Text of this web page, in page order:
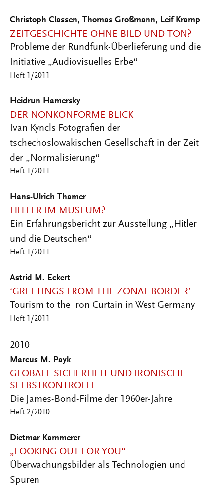
Christoph Classen, Thomas Großmann, Leif Kramp
ZEITGESCHICHTE OHNE BILD UND TON?
Probleme der Rundfunk-Überlieferung und die
Initiative „Audiovisuelles Erbe“
Heft 1/2011
Heidrun Hamersky
DER NONKONFORME BLICK
Ivan Kyncls Fotografien der
tschechoslowakischen Gesellschaft in der Zeit
der „Normalisierung“
Heft 1/2011
Hans-Ulrich Thamer
HITLER IM MUSEUM?
Ein Erfahrungsbericht zur Ausstellung „Hitler
und die Deutschen“
Heft 1/2011
Astrid M. Eckert
‘GREETINGS FROM THE ZONAL BORDER’
Tourism to the Iron Curtain in West Germany
Heft 1/2011
2010
Marcus M. Payk
GLOBALE SICHERHEIT UND IRONISCHE
SELBSTKONTROLLE
Die James-Bond-Filme der 1960er-Jahre
Heft 2/2010
Dietmar Kammerer
„LOOKING OUT FOR YOU“
Überwachungsbilder als Technologien und
Spuren